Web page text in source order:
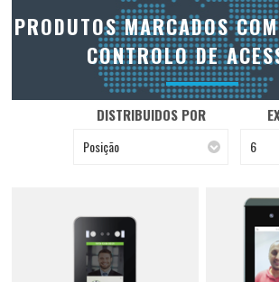
PRODUTOS MARCADOS
CONTROLO DE
DISTRIBUIDOS POR
Posição 6